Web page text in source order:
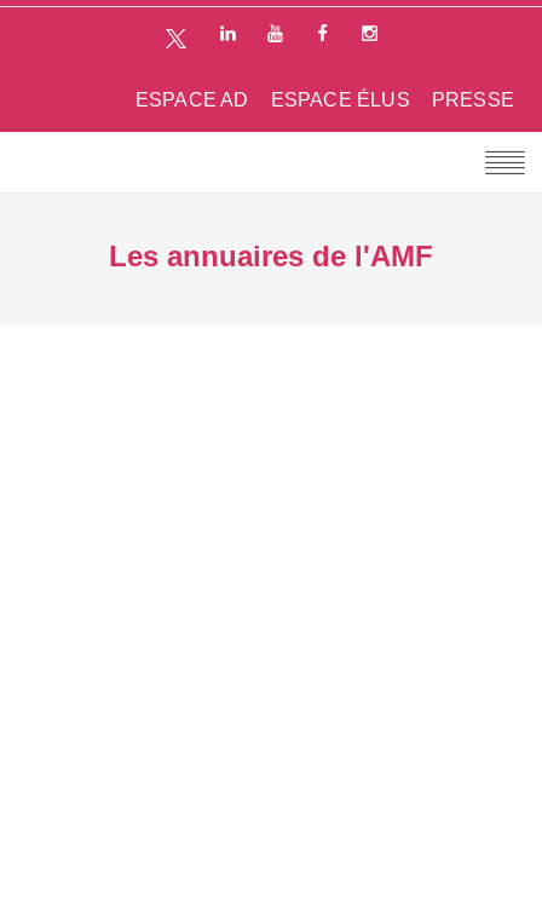
PRESSE
ESPACE ÉLUS
ESPACE AD
Les annuaires de l'AMF